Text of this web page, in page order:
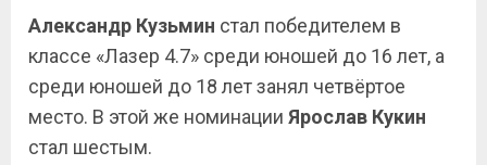
Александр Кузьмин стал победителем в
классе «Лазер 4.7» среди юношей до 16 лет, а
среди юношей до 18 лет занял четвёртое
место. В этой же номинации Ярослав Кукин
стал шестым.